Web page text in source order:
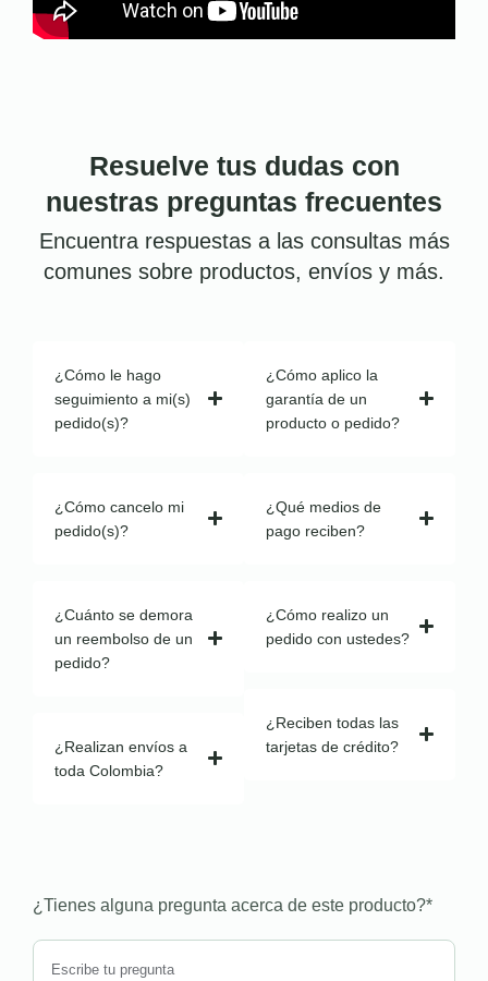
Resuelve tus dudas con
nuestras preguntas frecuentes
Encuentra respuestas a las consultas más
comunes sobre productos, envíos y más.
¿Cómo le hago
seguimiento a mi(s)
pedido(s)?
¿Cómo cancelo mi
pedido(s)?
¿Cuánto se demora
un reembolso de un
pedido?
¿Realizan envíos a
toda Colombia?
¿Cómo aplico la
garantía de un
producto o pedido?
¿Qué medios de
pago reciben?
¿Cómo realizo un
pedido con ustedes?
¿Reciben todas las
tarjetas de crédito?
¿Tienes alguna pregunta acerca de este producto?*